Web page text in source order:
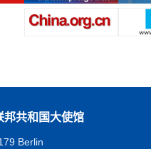
邦共和国大使馆
Berlin